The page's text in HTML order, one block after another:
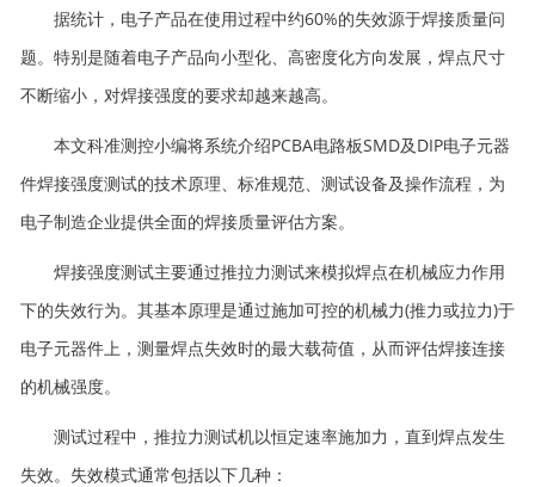
据统计，电子产品在使用过程中约60%的失效源于焊接质量问
题。特别是随着电子产品向小型化、高密度化方向发展，焊点尺寸
不断缩小，对焊接强度的要求却越来越高。
本文科准测控小编将系统介绍PCBA电路板SMD及DIP电子元器
件焊接强度测试的技术原理、标准规范、测试设备及操作流程，为
电子制造企业提供全面的焊接质量评估方案。
焊接强度测试主要通过推拉力测试来模拟焊点在机械应力作用
下的失效行为。其基本原理是通过施加可控的机械力(推力或拉力)于
电子元器件上，测量焊点失效时的最大载荷值，从而评估焊接连接
的机械强度。
测试过程中，推拉力测试机以恒定速率施加力，直到焊点发生
失效。失效模式通常包括以下几种：